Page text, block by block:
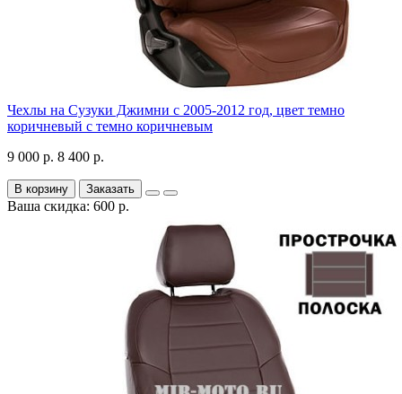
Чехлы на Сузуки Джимни с 2005-2012 год, цвет темно
коричневый с темно коричневым
9 000 р. 8 400 р.
В корзину Заказать
Ваша скидка: 600 р.